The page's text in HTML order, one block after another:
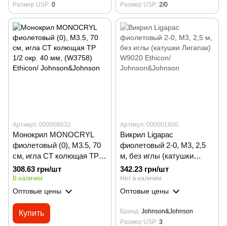
Размер USP 0
Размер USP 2/0
Артикул: 000008632
Монокрил MONOCRYL
фиолетовый (0), М3.5, 70
см, игла СТ колющая ТР
1/2 окр. 40 мм, (W3758)
Ethicon/ Johnson&Johnson
308.63 грн/шт
В наличии
Оптовые цены
Купить
Артикул: 000001800
Викрил Ligapac
фиолетовый 2-0, М3, 2,5
м, без иглы (катушки
Лигапак) W9020 Ethicon/
Johnson&Johnson
342.23 грн/шт
Нет в наличии
Оптовые цены
Бренд Johnson&Johnson
Размер USP 3